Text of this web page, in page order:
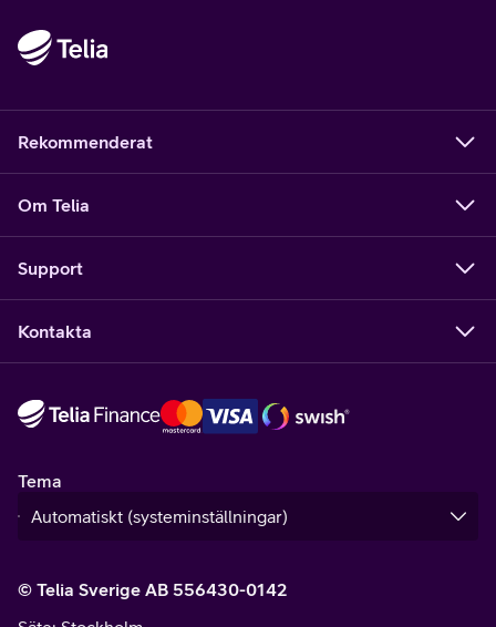
Rekommenderat
Om Telia
Support
Kontakta
Tema
© Telia Sverige AB 556430-0142